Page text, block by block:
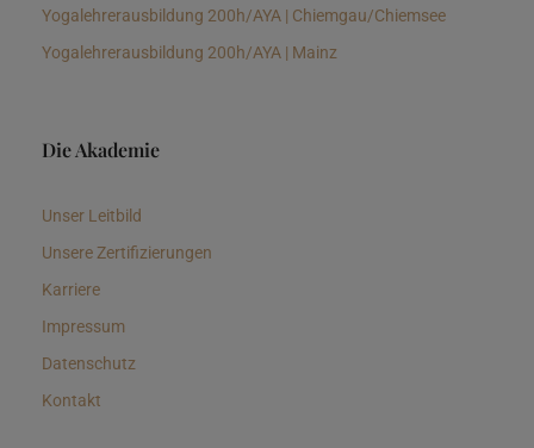
Yogalehrerausbildung 200h/AYA | Chiemgau/Chiemsee
Yogalehrerausbildung 200h/AYA | Mainz
Die Akademie
Unser Leitbild
Unsere Zertifizierungen
Karriere
Impressum
Datenschutz
Kontakt